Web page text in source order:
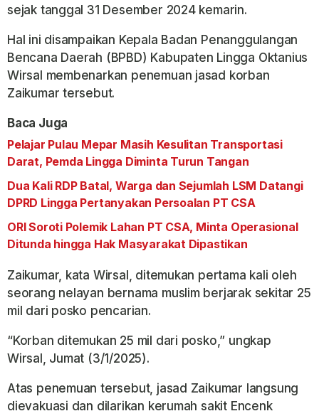
sejak tanggal 31 Desember 2024 kemarin.
Hal ini disampaikan Kepala Badan Penanggulangan
Bencana Daerah (BPBD) Kabupaten Lingga Oktanius
Wirsal membenarkan penemuan jasad korban
Zaikumar tersebut.
Baca Juga
Pelajar Pulau Mepar Masih Kesulitan Transportasi
Darat, Pemda Lingga Diminta Turun Tangan
Dua Kali RDP Batal, Warga dan Sejumlah LSM Datangi
DPRD Lingga Pertanyakan Persoalan PT CSA
ORI Soroti Polemik Lahan PT CSA, Minta Operasional
Ditunda hingga Hak Masyarakat Dipastikan
Zaikumar, kata Wirsal, ditemukan pertama kali oleh
seorang nelayan bernama muslim berjarak sekitar 25
mil dari posko pencarian.
“Korban ditemukan 25 mil dari posko,” ungkap
Wirsal, Jumat (3/1/2025).
Atas penemuan tersebut, jasad Zaikumar langsung
dievakuasi dan dilarikan kerumah sakit Encenk